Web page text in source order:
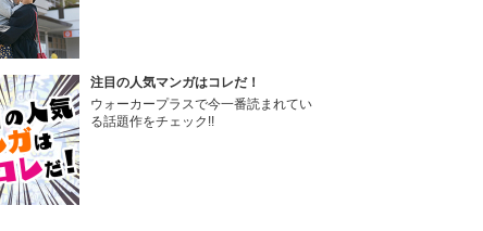
注目の人気マンガはコレだ！
ウォーカープラスで今一番読まれてい
る話題作をチェック!!